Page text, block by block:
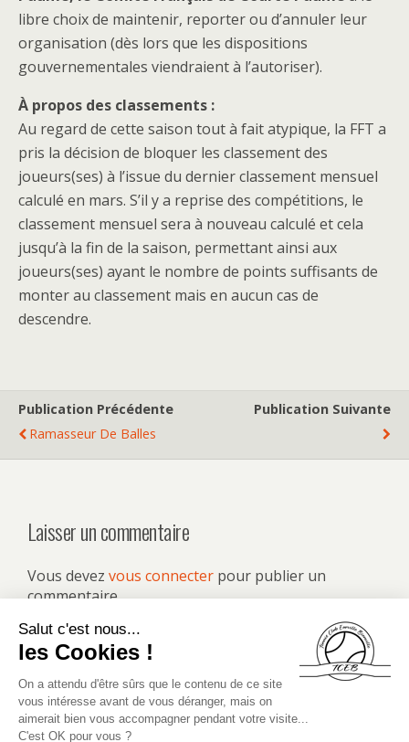
libre choix de maintenir, reporter ou d’annuler leur
organisation (dès lors que les dispositions
gouvernementales viendraient à l’autoriser).
À propos des classements :
Au regard de cette saison tout à fait atypique, la FFT a
pris la décision de bloquer les classement des
joueurs(ses) à l’issue du dernier classement mensuel
calculé en mars. S’il y a reprise des compétitions, le
classement mensuel sera à nouveau calculé et cela
jusqu’à la fin de la saison, permettant ainsi aux
joueurs(ses) ayant le nombre de points suffisants de
monter au classement mais en aucun cas de
descendre.
Publication Précédente
Ramasseur De Balles
Publication Suivante
Laisser un commentaire
Vous devez vous connecter pour publier un
commentaire.
Retour au début